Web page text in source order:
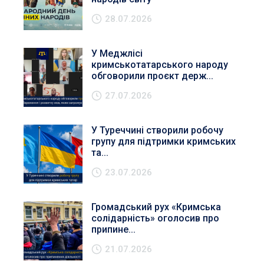
28.07.2026
У Меджлісі
кримськотатарського народу
обговорили проєкт держ...
27.07.2026
У Туреччині створили робочу
групу для підтримки кримських
та...
23.07.2026
Громадський рух «Кримська
солідарність» оголосив про
припине...
21.07.2026